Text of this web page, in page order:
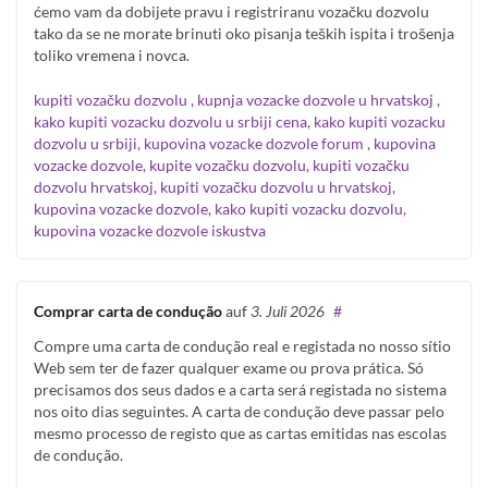
ćemo vam da dobijete pravu i registriranu vozačku dozvolu
tako da se ne morate brinuti oko pisanja teških ispita i trošenja
toliko vremena i novca.
kupiti vozačku dozvolu , kupnja vozacke dozvole u hrvatskoj ,
kako kupiti vozacku dozvolu u srbiji cena, kako kupiti vozacku
dozvolu u srbiji, kupovina vozacke dozvole forum , kupovina
vozacke dozvole, kupite vozačku dozvolu, kupiti vozačku
dozvolu hrvatskoj, kupiti vozačku dozvolu u hrvatskoj,
kupovina vozacke dozvole, kako kupiti vozacku dozvolu,
kupovina vozacke dozvole iskustva
Comprar carta de conduçãoauf3. Juli 2026 #
Compre uma carta de condução real e registada no nosso sítio
Web sem ter de fazer qualquer exame ou prova prática. Só
precisamos dos seus dados e a carta será registada no sistema
nos oito dias seguintes. A carta de condução deve passar pelo
mesmo processo de registo que as cartas emitidas nas escolas
de condução.